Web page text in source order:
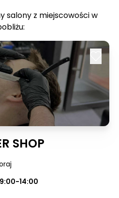
salony z miejscowości w
SHOP
14:00